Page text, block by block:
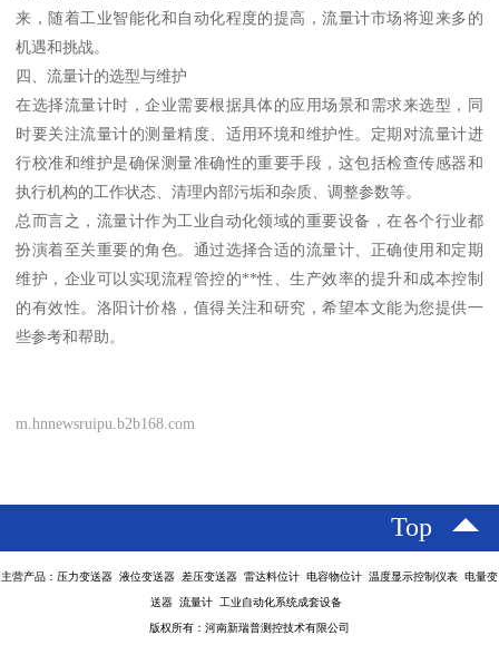
来，随着工业智能化和自动化程度的提高，流量计市场将迎来多的
机遇和挑战。
四、流量计的选型与维护
在选择流量计时，企业需要根据具体的应用场景和需求来选型，同
时要关注流量计的测量精度、适用环境和维护性。定期对流量计进
行校准和维护是确保测量准确性的重要手段，这包括检查传感器和
执行机构的工作状态、清理内部污垢和杂质、调整参数等。
总而言之，流量计作为工业自动化领域的重要设备，在各个行业都
扮演着至关重要的角色。通过选择合适的流量计、正确使用和定期
维护，企业可以实现流程管控的**性、生产效率的提升和成本控制
的有效性。洛阳计价格，值得关注和研究，希望本文能为您提供一
些参考和帮助。
m.hnnewsruipu.b2b168.com
Top
主营产品：压力变送器 液位变送器 差压变送器 雷达料位计 电容物位计 温度显示控制仪表 电量变
送器 流量计 工业自动化系统成套设备
版权所有：河南新瑞普测控技术有限公司